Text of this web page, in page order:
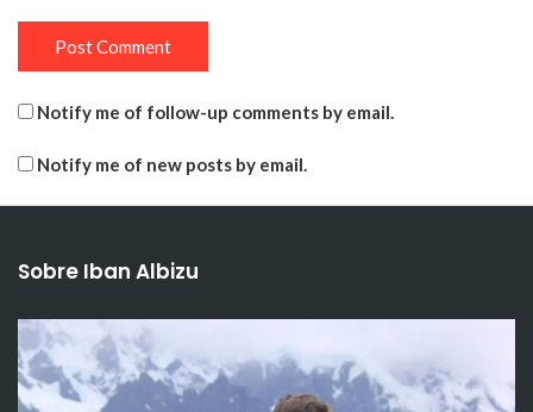
Notify me of follow-up comments by email.
Notify me of new posts by email.
Sobre Iban Albizu